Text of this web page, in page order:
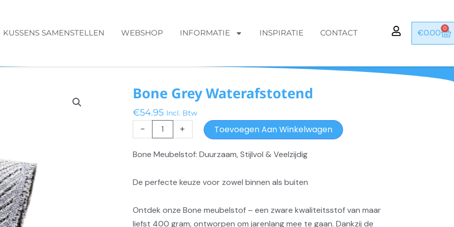
KUSSENS SAMENSTELLEN WEBSHOP INFORMATIE INSPIRATIE CONTACT €0.00 0
Bone Grey Waterafstotend
€54.95 Incl. Btw
-
Bone
Grey
Waterafstotend
+ Toevoegen Aan Winkelwagen
Bone Meubelstof: Duurzaam, Stijlvol & Veelzijdig
De perfecte keuze voor zowel binnen als buiten
Ontdek onze Bone meubelstof – een zware kwaliteitsstof van maar
liefst 400 gram, ontworpen om jarenlang mee te gaan. Dankzij de